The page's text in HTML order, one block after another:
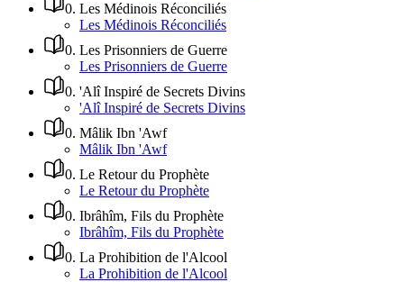
0. Les Médinois Réconciliés
Les Médinois Réconciliés
0. Les Prisonniers de Guerre
Les Prisonniers de Guerre
0. 'Alî Inspiré de Secrets Divins
'Alî Inspiré de Secrets Divins
0. Mâlik Ibn 'Awf
Mâlik Ibn 'Awf
0. Le Retour du Prophète
Le Retour du Prophète
0. Ibrâhîm, Fils du Prophète
Ibrâhîm, Fils du Prophète
0. La Prohibition de l'Alcool
La Prohibition de l'Alcool